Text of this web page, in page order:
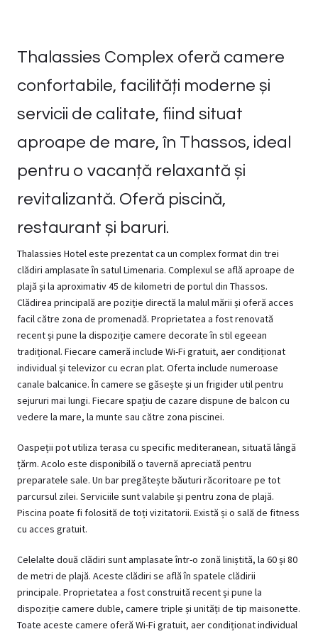
Thalassies Complex oferă camere
confortabile, facilități moderne și
servicii de calitate, fiind situat
aproape de mare, în Thassos, ideal
pentru o vacanță relaxantă și
revitalizantă. Oferă piscină,
restaurant și baruri.
Thalassies Hotel este prezentat ca un complex format din trei
clădiri amplasate în satul Limenaria. Complexul se află aproape de
plajă și la aproximativ 45 de kilometri de portul din Thassos.
Clădirea principală are poziție directă la malul mării și oferă acces
facil către zona de promenadă. Proprietatea a fost renovată
recent și pune la dispoziție camere decorate în stil egeean
tradițional. Fiecare cameră include Wi-Fi gratuit, aer condiționat
individual și televizor cu ecran plat. Oferta include numeroase
canale balcanice. În camere se găsește și un frigider util pentru
sejururi mai lungi. Fiecare spațiu de cazare dispune de balcon cu
vedere la mare, la munte sau către zona piscinei.
Oaspeții pot utiliza terasa cu specific mediteranean, situată lângă
țărm. Acolo este disponibilă o tavernă apreciată pentru
preparatele sale. Un bar pregătește băuturi răcoritoare pe tot
parcursul zilei. Serviciile sunt valabile și pentru zona de plajă.
Piscina poate fi folosită de toți vizitatorii. Există și o sală de fitness
cu acces gratuit.
Celelalte două clădiri sunt amplasate într-o zonă liniștită, la 60 și 80
de metri de plajă. Aceste clădiri se află în spatele clădirii
principale. Proprietatea a fost construită recent și pune la
dispoziție camere duble, camere triple și unități de tip maisonette.
Toate aceste camere oferă Wi-Fi gratuit, aer condiționat individual